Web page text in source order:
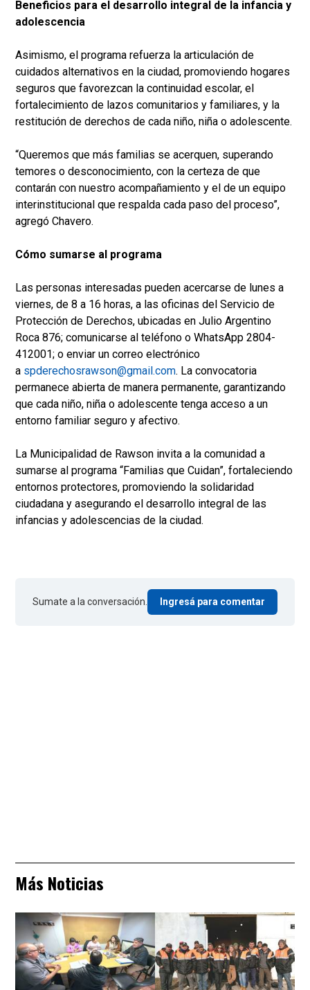
Beneficios para el desarrollo integral de la infancia y
adolescencia
Asimismo, el programa refuerza la articulación de
cuidados alternativos en la ciudad, promoviendo hogares
seguros que favorezcan la continuidad escolar, el
fortalecimiento de lazos comunitarios y familiares, y la
restitución de derechos de cada niño, niña o adolescente.
“Queremos que más familias se acerquen, superando
temores o desconocimiento, con la certeza de que
contarán con nuestro acompañamiento y el de un equipo
interinstitucional que respalda cada paso del proceso”,
agregó Chavero.
Cómo sumarse al programa
Las personas interesadas pueden acercarse de lunes a
viernes, de 8 a 16 horas, a las oficinas del Servicio de
Protección de Derechos, ubicadas en Julio Argentino
Roca 876; comunicarse al teléfono o WhatsApp 2804-
412001; o enviar un correo electrónico
a spderechosrawson@gmail.com. La convocatoria
permanece abierta de manera permanente, garantizando
que cada niño, niña o adolescente tenga acceso a un
entorno familiar seguro y afectivo.
La Municipalidad de Rawson invita a la comunidad a
sumarse al programa “Familias que Cuidan”, fortaleciendo
entornos protectores, promoviendo la solidaridad
ciudadana y asegurando el desarrollo integral de las
infancias y adolescencias de la ciudad.
Sumate a la conversación. Ingresá para comentar
Más Noticias